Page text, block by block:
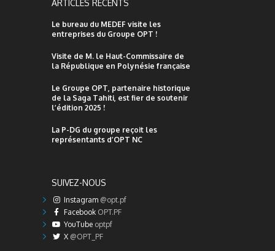
ARTICLES RÉCENTS
Le bureau du MEDEF visite les
entreprises du Groupe OPT !
Visite de M. le Haut-Commissaire de
la République en Polynésie française
Le Groupe OPT, partenaire historique
de la Saga Tahiti, est fier de soutenir
l’édition 2025 !
La P-DG du groupe reçoit les
représentants d’OPT NC
SUIVEZ-NOUS
Instagram @opt.pf
Facebook OPT.PF
YouTube optpf
X @OPT_PF